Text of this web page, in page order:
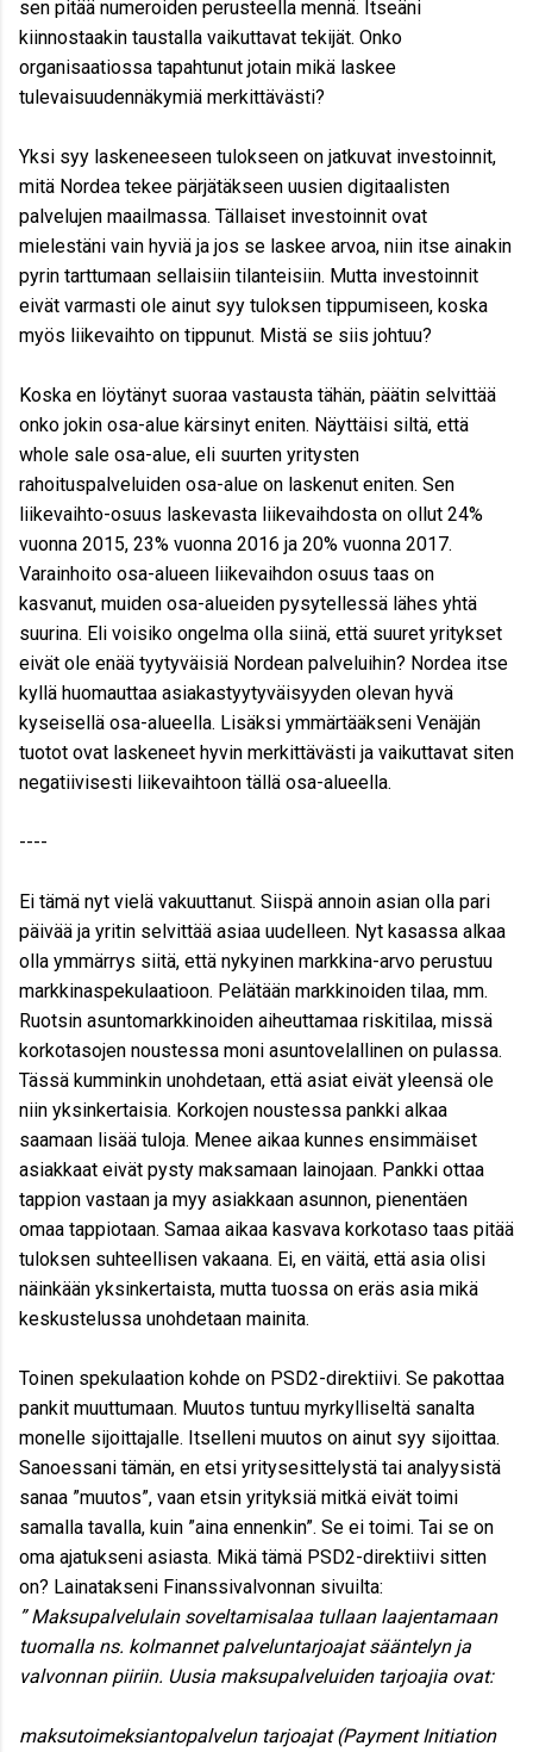
sen pitää numeroiden perusteella mennä. Itseäni
kiinnostaakin taustalla vaikuttavat tekijät. Onko
organisaatiossa tapahtunut jotain mikä laskee
tulevaisuudennäkymiä merkittävästi?
Yksi syy laskeneeseen tulokseen on jatkuvat investoinnit,
mitä Nordea tekee pärjätäkseen uusien digitaalisten
palvelujen maailmassa. Tällaiset investoinnit ovat
mielestäni vain hyviä ja jos se laskee arvoa, niin itse ainakin
pyrin tarttumaan sellaisiin tilanteisiin. Mutta investoinnit
eivät varmasti ole ainut syy tuloksen tippumiseen, koska
myös liikevaihto on tippunut. Mistä se siis johtuu?
Koska en löytänyt suoraa vastausta tähän, päätin selvittää
onko jokin osa-alue kärsinyt eniten. Näyttäisi siltä, että
whole sale osa-alue, eli suurten yritysten
rahoituspalveluiden osa-alue on laskenut eniten. Sen
liikevaihto-osuus laskevasta liikevaihdosta on ollut 24%
vuonna 2015, 23% vuonna 2016 ja 20% vuonna 2017.
Varainhoito osa-alueen liikevaihdon osuus taas on
kasvanut, muiden osa-alueiden pysytellessä lähes yhtä
suurina. Eli voisiko ongelma olla siinä, että suuret yritykset
eivät ole enää tyytyväisiä Nordean palveluihin? Nordea itse
kyllä huomauttaa asiakastyytyväisyyden olevan hyvä
kyseisellä osa-alueella. Lisäksi ymmärtääkseni Venäjän
tuotot ovat laskeneet hyvin merkittävästi ja vaikuttavat siten
negatiivisesti liikevaihtoon tällä osa-alueella.
----
Ei tämä nyt vielä vakuuttanut. Siispä annoin asian olla pari
päivää ja yritin selvittää asiaa uudelleen. Nyt kasassa alkaa
olla ymmärrys siitä, että nykyinen markkina-arvo perustuu
markkinaspekulaatioon. Pelätään markkinoiden tilaa, mm.
Ruotsin asuntomarkkinoiden aiheuttamaa riskitilaa, missä
korkotasojen noustessa moni asuntovelallinen on pulassa.
Tässä kumminkin unohdetaan, että asiat eivät yleensä ole
niin yksinkertaisia. Korkojen noustessa pankki alkaa
saamaan lisää tuloja. Menee aikaa kunnes ensimmäiset
asiakkaat eivät pysty maksamaan lainojaan. Pankki ottaa
tappion vastaan ja myy asiakkaan asunnon, pienentäen
omaa tappiotaan. Samaa aikaa kasvava korkotaso taas pitää
tuloksen suhteellisen vakaana. Ei, en väitä, että asia olisi
näinkään yksinkertaista, mutta tuossa on eräs asia mikä
keskustelussa unohdetaan mainita.
Toinen spekulaation kohde on PSD2-direktiivi. Se pakottaa
pankit muuttumaan. Muutos tuntuu myrkylliseltä sanalta
monelle sijoittajalle. Itselleni muutos on ainut syy sijoittaa.
Sanoessani tämän, en etsi yritysesittelystä tai analyysistä
sanaa ”muutos”, vaan etsin yrityksiä mitkä eivät toimi
samalla tavalla, kuin ”aina ennenkin”. Se ei toimi. Tai se on
oma ajatukseni asiasta. Mikä tämä PSD2-direktiivi sitten
on? Lainatakseni Finanssivalvonnan sivuilta:
” Maksupalvelulain soveltamisalaa tullaan laajentamaan
tuomalla ns. kolmannet palveluntarjoajat sääntelyn ja
valvonnan piiriin. Uusia maksupalveluiden tarjoajia ovat:
maksutoimeksiantopalvelun tarjoajat (Payment Initiation